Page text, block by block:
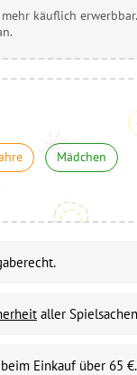
käuflich
Mädchen
aller
beim Einkauf über 65 €.